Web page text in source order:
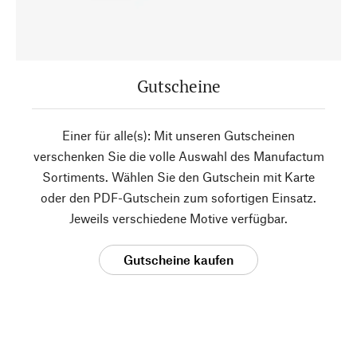
Gutscheine
Einer für alle(s): Mit unseren Gutscheinen
verschenken Sie die volle Auswahl des Manufactum
Sortiments. Wählen Sie den Gutschein mit Karte
oder den PDF-Gutschein zum sofortigen Einsatz.
Jeweils verschiedene Motive verfügbar.
Gutscheine kaufen